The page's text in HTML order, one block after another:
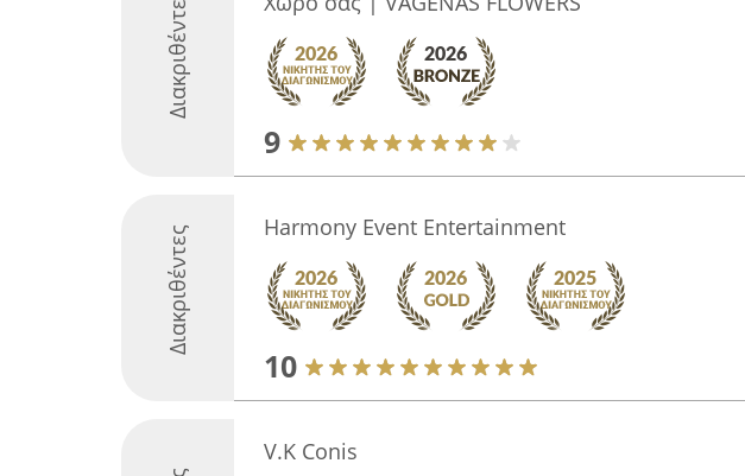
Διακριθέντες
9
Διακριθέντες Harmony Event Entertainment
10
V.K Conis